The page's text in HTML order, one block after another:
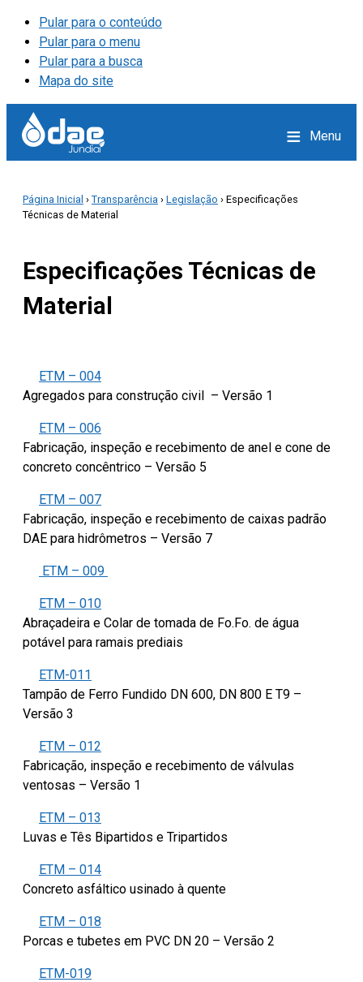
Pular para o conteúdo
Pular para o menu
Pular para a busca
Mapa do site
≡ Menu
Página Inicial › Transparência › Legislação › Especificações
Técnicas de Material
Especificações Técnicas de
Material
ETM – 004
Agregados para construção civil – Versão 1
ETM – 006
Fabricação, inspeção e recebimento de anel e cone de
concreto concêntrico – Versão 5
ETM – 007
Fabricação, inspeção e recebimento de caixas padrão
DAE para hidrômetros – Versão 7
ETM – 009
ETM – 010
Abraçadeira e Colar de tomada de Fo.Fo. de água
potável para ramais prediais
ETM-011
Tampão de Ferro Fundido DN 600, DN 800 E T9 –
Versão 3
ETM – 012
Fabricação, inspeção e recebimento de válvulas
ventosas – Versão 1
ETM – 013
Luvas e Tês Bipartidos e Tripartidos
ETM – 014
Concreto asfáltico usinado à quente
ETM – 018
Porcas e tubetes em PVC DN 20 – Versão 2
ETM-019